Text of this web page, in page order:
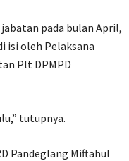
jabatan pada bulan April,
isi oleh Pelaksana
Plt DPMPD
tutupnya.
Pandeglang Miftahul